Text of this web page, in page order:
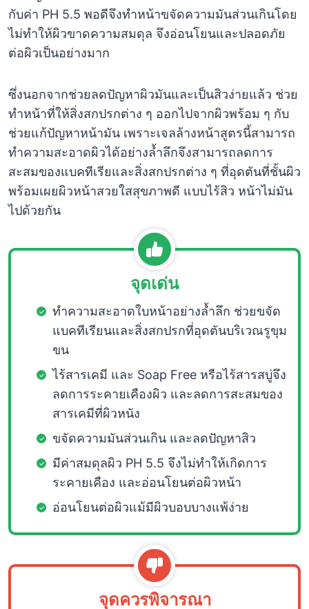
กับค่า PH 5.5 พอดีจึงทำหน้าขจัดความมันส่วนเกินโดย
ไม่ทำให้ผิวขาดความสมดุล จึงอ่อนโยนและปลอดภัย
ต่อผิวเป็นอย่างมาก
ซึ่งนอกจากช่วยลดปัญหาผิวมันและเป็นสิวง่ายแล้ว ช่วย
ทำหน้าที่ให้สิ่งสกปรกต่าง ๆ ออกไปจากผิวพร้อม ๆ กับ
ช่วยแก้ปัญหาหน้ามัน เพราะเจลล้างหน้าสูตรนี้สามารถ
ทำความสะอาดผิวได้อย่างล้ำลึกจึงสามารถลดการ
สะสมของแบคทีเรียและสิ่งสกปรกต่าง ๆ ที่อุดตันที่ชั้นผิว
พร้อมเผยผิวหน้าสวยใสสุขภาพดี แบบไร้สิว หน้าไม่มัน
ไปด้วยกัน
จุดเด่น
ทำความสะอาดใบหน้าอย่างล้ำลึก ช่วยขจัด
แบคทีเรียนและสิ่งสกปรกที่อุดตันบริเวณรูขุม
ขน
ไร้สารเคมี และ Soap Free หรือไร้สารสบู่จึง
ลดการระคายเคืองผิว และลดการสะสมของ
สารเคมีที่ผิวหนัง
ขจัดความมันส่วนเกิน และลดปัญหาสิว
มีค่าสมดุลผิว PH 5.5 จึงไม่ทำให้เกิดการ
ระคายเคือง และอ่อนโยนต่อผิวหน้า
อ่อนโยนต่อผิวแม้มีผิวบอบบางแพ้ง่าย
จุดควรพิจารณา